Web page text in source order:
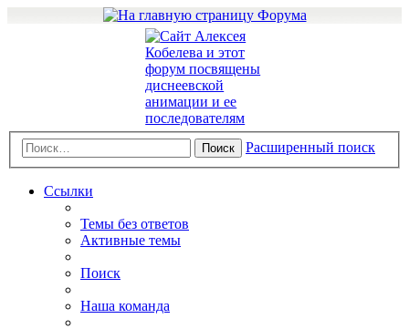
Поиск Расширенный поиск
Ссылки
Темы без ответов
Активные темы
Поиск
Наша команда